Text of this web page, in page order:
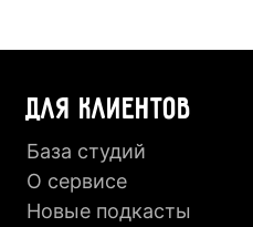
ДЛЯ КЛИЕНТОВ
База студий
О сервисе
Новые подкасты